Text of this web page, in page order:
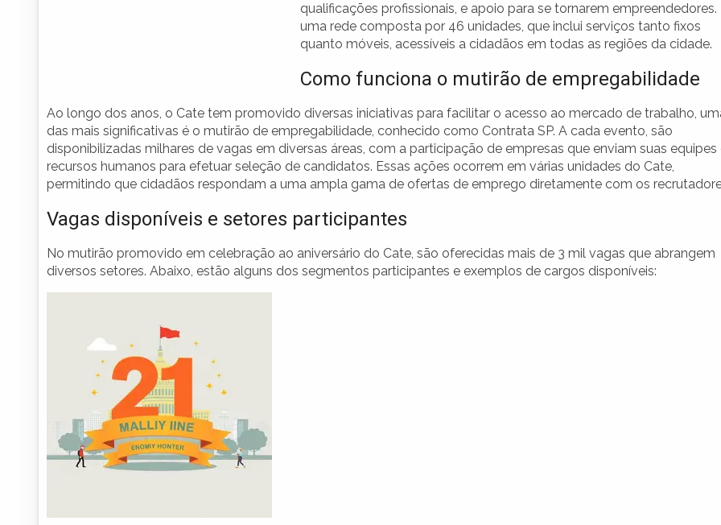
qualificações profissionais, e apoio para se tornarem empreendedores.
uma rede composta por 46 unidades, que inclui serviços tanto fixos
quanto móveis, acessíveis a cidadãos em todas as regiões da cidade.
Como funciona o mutirão de empregabilidade
Ao longo dos anos, o Cate tem promovido diversas iniciativas para facilitar o acesso ao mercado de trabalho,
das mais significativas é o mutirão de empregabilidade, conhecido como Contrata SP. A cada evento, são
disponibilizadas milhares de vagas em diversas áreas, com a participação de empresas que enviam suas equipes
recursos humanos para efetuar seleção de candidatos. Essas ações ocorrem em várias unidades do Cate,
permitindo que cidadãos respondam a uma ampla gama de ofertas de emprego diretamente com os
Vagas disponíveis e setores participantes
No mutirão promovido em celebração ao aniversário do Cate, são oferecidas mais de 3 mil vagas que abrangem
diversos setores. Abaixo, estão alguns dos segmentos participantes e exemplos de cargos disponíveis: